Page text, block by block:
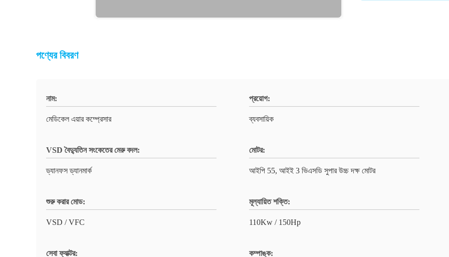
পণ্যের বিবরণ
নাম:
মেডিকেল এয়ার কম্প্রেসার
প্রয়োগ:
ব্যবসায়িক
VSD বৈদ্যুতিন সংকেতের মেরু বদল:
ড্যানফস ড্যানমার্ক
মোটর:
আইপি 55, আইই 3 ভিএসডি সুপার উচ্চ দক্ষ মোটর
শুরু করার মোড:
VSD / VFC
মূল্যায়িত শক্তি:
110Kw / 150Hp
সেবা ফ্যাক্টর: কম্পাঙ্ক: